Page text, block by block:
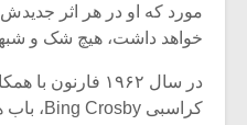
مورد که او در هر اثر
خواهد داشت، هیچ شک و
در سال ۱۹۶۲